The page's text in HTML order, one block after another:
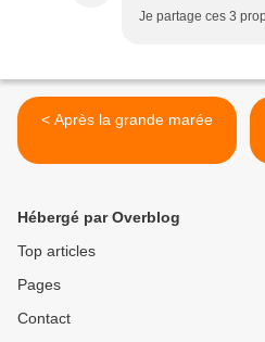
Je partage ces 3
< Après la grande marée
Hébergé par Overblog
Top articles
Pages
Contact